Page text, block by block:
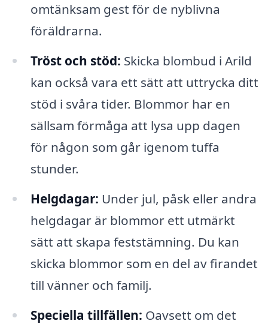
omtänksam gest för de nyblivna
föräldrarna.
Tröst och stöd: Skicka blombud i Arild
kan också vara ett sätt att uttrycka ditt
stöd i svåra tider. Blommor har en
sällsam förmåga att lysa upp dagen
för någon som går igenom tuffa
stunder.
Helgdagar: Under jul, påsk eller andra
helgdagar är blommor ett utmärkt
sätt att skapa feststämning. Du kan
skicka blommor som en del av firandet
till vänner och familj.
Speciella tillfällen: Oavsett om det